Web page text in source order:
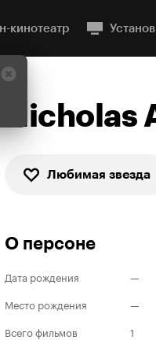
кинотеатр
Любимая звезда
О персоне
Дата рождения
—
Место рождения
—
Всего фильмов
1